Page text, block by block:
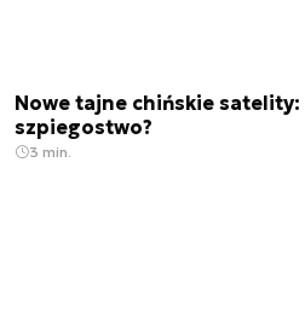
Nowe tajne chińskie
szpiegostwo?
3 min.